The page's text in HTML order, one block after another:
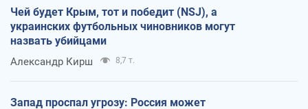
Чей будет Крым, тот и победит (NSJ), а
украинских футбольных чиновников могут
назвать убийцами
Александр Кирш 8,7 т.
Запад проспал угрозу: Россия может